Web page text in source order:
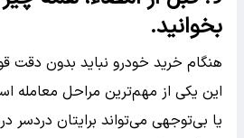
بخوانید.
هنگام خرید خودرو نباید بدون دقت
این یکی از مهم‌ترین مراحل معامله
یا بی‌توجهی می‌تواند برایتان دردسر